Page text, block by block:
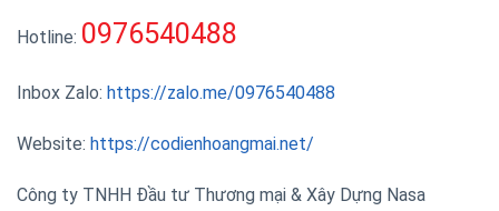
Hotline: 0976540488
Inbox Zalo: https://zalo.me/0976540488
Website: https://codienhoangmai.net/
Công ty TNHH Đầu tư Thương mại & Xây Dựng Nasa